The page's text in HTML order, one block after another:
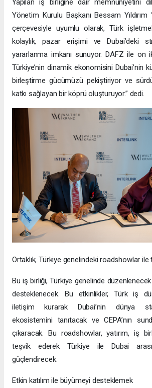
Yapılan iş birliğine dair memnuniyetini
Yönetim Kurulu Başkanı Bessam
çerçevesiyle uyumlu olarak, Türk
kolaylık, pazar erişimi ve Dubai’deki
yararlanma imkanı sunuyor. DAFZ ile on iki
Türkiye’nin dinamik ekonomisini Dubai’nin
birleştirme gücümüzü pekiştiriyor ve
katkı sağlayan bir köprü oluşturuyor.” dedi.
Ortaklık, Türkiye genelindeki roadshowlar ile
Bu iş birliği, Türkiye genelinde
desteklenecek. Bu etkinlikler, Türk iş
iletişim kurarak Dubai’nin dünya
ekosistemini tanıtacak ve CEPA’nın
çıkaracak. Bu roadshowlar, yatırım, iş
teşvik ederek Türkiye ile Dubai
güçlendirecek.
Etkin katılım ile büyümeyi desteklemek